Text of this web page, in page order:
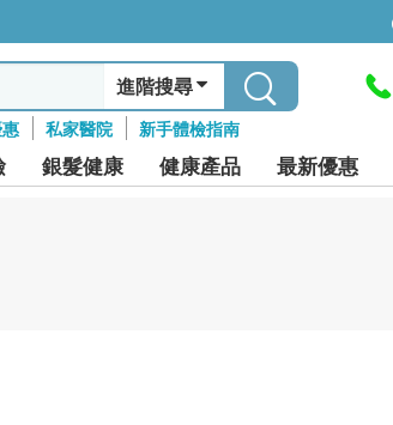
進階搜尋
私家醫院 新手體檢指南
銀髮健康 健康產品 最新優惠